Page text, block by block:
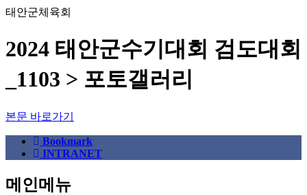
태안군체육회
2024 태안군수기대회 검도대회
_1103 > 포토갤러리
본문 바로가기
Bookmark
INTRANET
메인메뉴